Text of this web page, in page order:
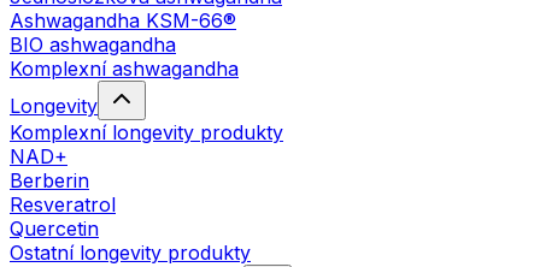
Ashwagandha KSM-66®
BIO ashwagandha
Komplexní ashwagandha
Longevity
Komplexní longevity produkty
NAD+
Berberin
Resveratrol
Quercetin
Ostatní longevity produkty